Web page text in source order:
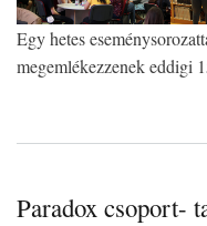
Egy hetes
megemlékezzenek eddigi
Paradox csoport-